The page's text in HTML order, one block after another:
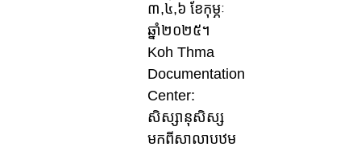
៣,៤,៦ ខែកុម្ភៈ
ឆ្នាំ២០២៥។
Koh Thma
Documentation
Center:
សិស្សានុសិស្ស
មកពីសាលាបឋម